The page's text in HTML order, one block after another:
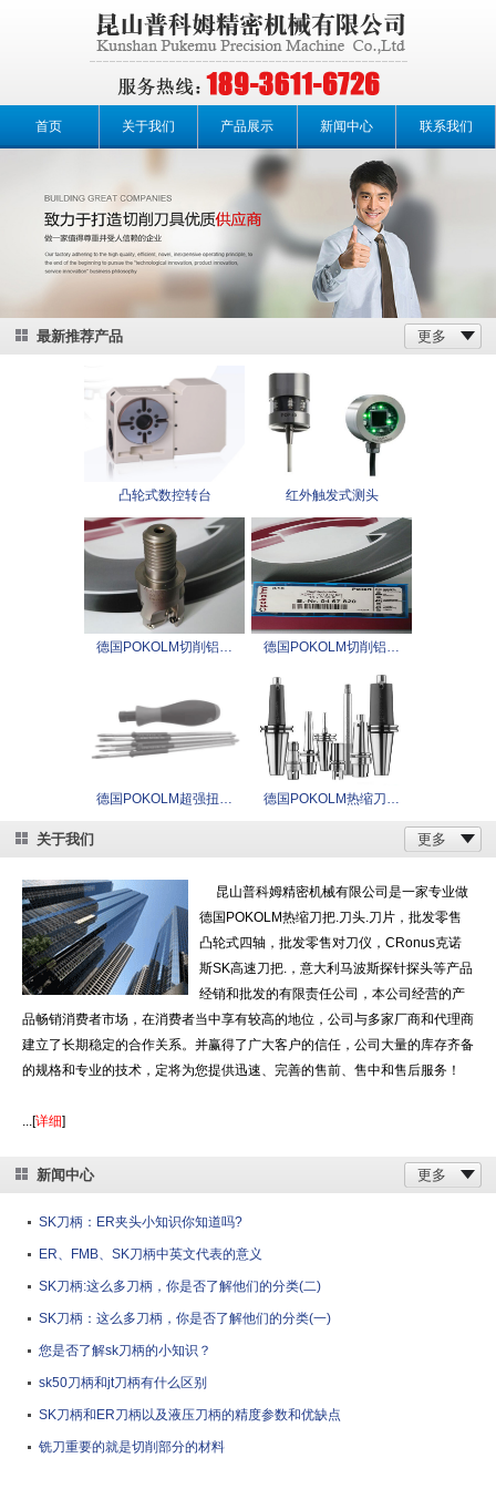
首页 关于我们 产品展示 新闻中心 联系我们
最新推荐产品 更多
凸轮式数控转台 红外触发式测头
德国POKOLM切削铝… 德国POKOLM切削铝…
德国POKOLM超强扭… 德国POKOLM热缩刀…
关于我们 更多
昆山普科姆精密机械有限公司是一家专业做
德国POKOLM热缩刀把.刀头.刀片，批发零售
凸轮式四轴，批发零售对刀仪，CRonus克诺
斯SK高速刀把.，意大利马波斯探针探头等产品
经销和批发的有限责任公司，本公司经营的产
品畅销消费者市场，在消费者当中享有较高的地位，公司与多家厂商和代理商
建立了长期稳定的合作关系。并赢得了广大客户的信任，公司大量的库存齐备
的规格和专业的技术，定将为您提供迅速、完善的售前、售中和售后服务！
...[详细]
新闻中心 更多
SK刀柄：ER夹头小知识你知道吗?
ER、FMB、SK刀柄中英文代表的意义
SK刀柄:这么多刀柄，你是否了解他们的分类(二)
SK刀柄：这么多刀柄，你是否了解他们的分类(一)
您是否了解sk刀柄的小知识？
sk50刀柄和jt刀柄有什么区别
SK刀柄和ER刀柄以及液压刀柄的精度参数和优缺点
铣刀重要的就是切削部分的材料